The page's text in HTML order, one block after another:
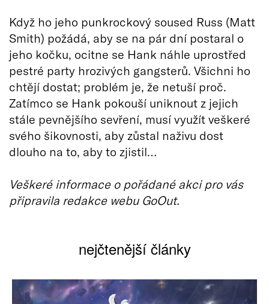
Když ho jeho punkrockový soused Russ (Matt
Smith) požádá, aby se na pár dní postaral o
jeho kočku, ocitne se Hank náhle uprostřed
pestré party hrozivých gangsterů. Všichni ho
chtějí dostat; problém je, že netuší proč.
Zatímco se Hank pokouší uniknout z jejich
stále pevnějšího sevření, musí využít veškeré
svého šikovnosti, aby zůstal naživu dost
dlouho na to, aby to zjistil…
Veškeré informace o pořádané akci pro vás
připravila redakce webu GoOut.
nejčtenější články